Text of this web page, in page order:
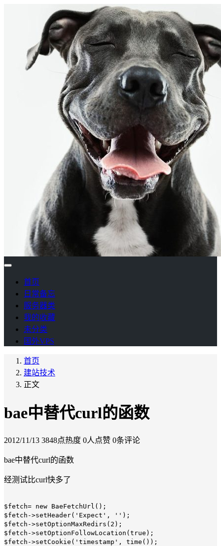
首页
日常备忘
服务器类
我的收藏
未分类
国外VPS
首页
建站技术
正文
bae中替代curl的函数
2012/11/13 3848点热度 0人点赞 0条评论
bae中替代curl的函数
经测试比curl快多了
$fetch= new BaeFetchUrl();
$fetch->setHeader('Expect', '');
$fetch->setOptionMaxRedirs(2);
$fetch->setOptionFollowLocation(true);
$fetch->setCookie('timestamp', time());